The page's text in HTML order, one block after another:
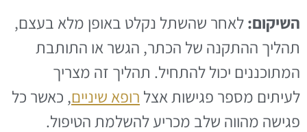
השיקום:לאחר שהשתל נקלט באופן מלא בעצם,
תהליך ההתקנה של הכתר, הגשר או התותבת
המתוכננים יכול להתחיל. תהליך זה מצריך
לעיתים מספר פגישות אצל רופא שיניים, כאשר כל
פגישה מהווה שלב מכריע להשלמת הטיפול.